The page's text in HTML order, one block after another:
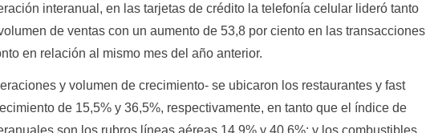
interanual, en las tarjetas de crédito la telefonía celular lideró tanto
de ventas con un aumento de 53,8 por ciento en las transacciones
en relación al mismo mes del año anterior.
y volumen de crecimiento- se ubicaron los restaurantes y fast
de 15,5% y 36,5%, respectivamente, en tanto que el índice de
son los rubros líneas aéreas 14,9% y 40,6%; y los combustibles